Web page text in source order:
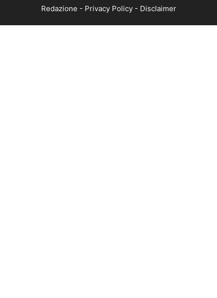
Redazione - Privacy Policy- Disclaimer